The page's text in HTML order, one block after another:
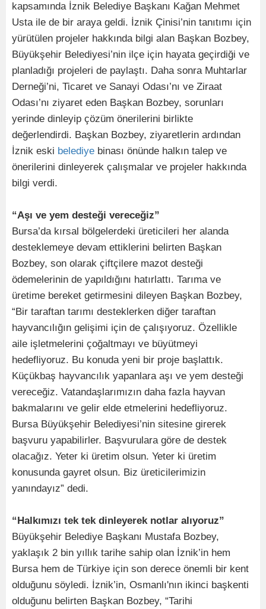
kapsamında İznik Belediye Başkanı Kağan Mehmet
Usta ile de bir araya geldi. İznik Çinisi’nin tanıtımı için
yürütülen projeler hakkında bilgi alan Başkan Bozbey,
Büyükşehir Belediyesi’nin ilçe için hayata geçirdiği ve
planladığı projeleri de paylaştı. Daha sonra Muhtarlar
Derneği’ni, Ticaret ve Sanayi Odası’nı ve Ziraat
Odası’nı ziyaret eden Başkan Bozbey, sorunları
yerinde dinleyip çözüm önerilerini birlikte
değerlendirdi. Başkan Bozbey, ziyaretlerin ardından
İznik eski belediye binası önünde halkın talep ve
önerilerini dinleyerek çalışmalar ve projeler hakkında
bilgi verdi.
“Aşı ve yem desteği vereceğiz”
Bursa’da kırsal bölgelerdeki üreticileri her alanda
desteklemeye devam ettiklerini belirten Başkan
Bozbey, son olarak çiftçilere mazot desteği
ödemelerinin de yapıldığını hatırlattı. Tarıma ve
üretime bereket getirmesini dileyen Başkan Bozbey,
“Bir taraftan tarımı desteklerken diğer taraftan
hayvancılığın gelişimi için de çalışıyoruz. Özellikle
aile işletmelerini çoğaltmayı ve büyütmeyi
hedefliyoruz. Bu konuda yeni bir proje başlattık.
Küçükbaş hayvancılık yapanlara aşı ve yem desteği
vereceğiz. Vatandaşlarımızın daha fazla hayvan
bakmalarını ve gelir elde etmelerini hedefliyoruz.
Bursa Büyükşehir Belediyesi’nin sitesine girerek
başvuru yapabilirler. Başvurulara göre de destek
olacağız. Yeter ki üretim olsun. Yeter ki üretim
konusunda gayret olsun. Biz üreticilerimizin
yanındayız” dedi.
“Halkımızı tek tek dinleyerek notlar alıyoruz”
Büyükşehir Belediye Başkanı Mustafa Bozbey,
yaklaşık 2 bin yıllık tarihe sahip olan İznik’in hem
Bursa hem de Türkiye için son derece önemli bir kent
olduğunu söyledi. İznik’in, Osmanlı'nın ikinci başkenti
olduğunu belirten Başkan Bozbey, “Tarihi